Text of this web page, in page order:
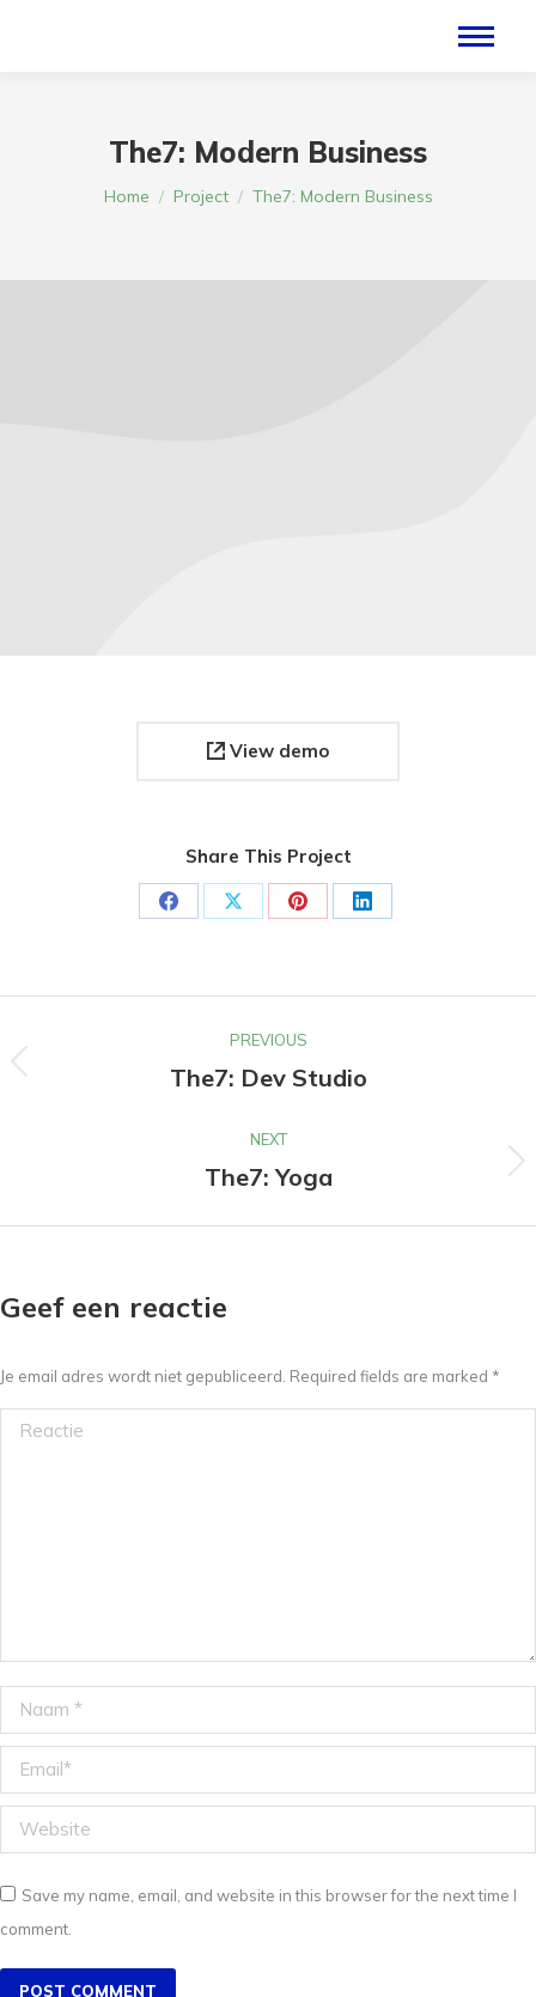
The7: Modern Business
Je bent hier:
Home Project The7: Modern Business
View demo
Share This Project
Share Share Share Share
navigation
PREVIOUS
Previous
The7: Dev Studio
NEXT
Next
The7: Yoga
Geef een reactie
Je email adres wordt niet gepubliceerd. Required fields are marked *
Reactie
Naam *
Email *
Website
Save my name, email, and website in this browser for the next time I
comment.
POST COMMENT